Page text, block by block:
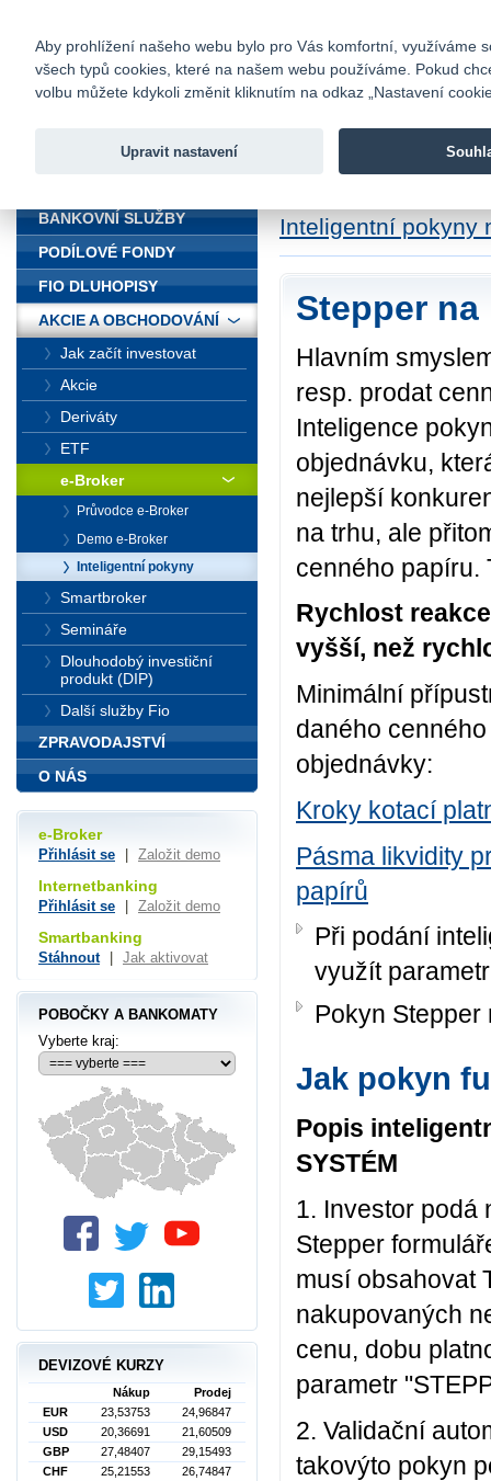
Fio banka
Fio banka
Inteligentní pokyny
Stepper na
Hlavním
resp. prodat
Inteligence
objednávku,
nejlepší
na trhu, ale
cenného papíru.
Rychlost
vyšší, než
Minimální
daného
objednávky:
Kroky kotací
Pásma likvidity
papírů
Při podání
využít
Pokyn Stepper
Jak pokyn
Popis
SYSTÉM
1. Investor podá
Stepper
musí obsahovat
nakupovaných
cenu, dobu
parametr
2. Validační
takovýto pokyn
BANKOVNÍ SLUŽBY
PODÍLOVÉ FONDY
FIO DLUHOPISY
AKCIE A OBCHODOVÁNÍ
Jak začít investovat
Akcie
Deriváty
ETF
e-Broker
Průvodce e-Broker
Demo e-Broker
Inteligentní pokyny
Smartbroker
Semináře
Dlouhodobý investiční
produkt (DIP)
Další služby Fio
ZPRAVODAJSTVÍ
O NÁS
e-Broker
Přihlásit se Založit demo
Internetbanking
Přihlásit se Založit demo
Smartbanking
Stáhnout Jak aktivovat
POBOČKY A BANKOMATY
Vyberte kraj:
DEVIZOVÉ KURZY
Nákup
Prodej
EUR
23,53753
24,96847
USD
20,36691
21,60509
GBP
27,48407
29,15493
CHF
25,21553
26,74847
Aby prohlížení našeho webu bylo pro Vás komfortní, využíváme
všech typů cookies, které na našem webu používáme. Pokud
volbu můžete kdykoli změnit kliknutím na odkaz „Nastavení
Upravit nastavení